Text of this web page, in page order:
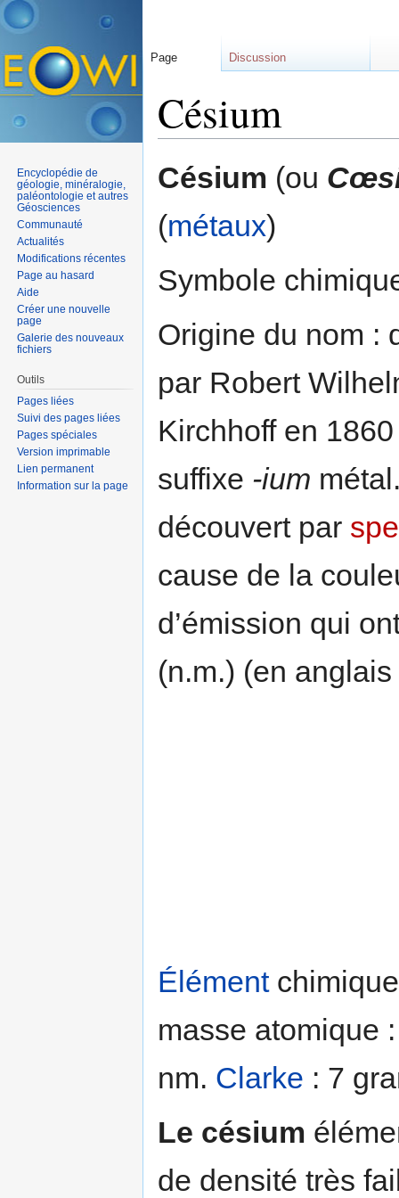
Césium
Césium (ou
(métaux)
Symbole
Origine du nom :
par Robert
Kirchhoff en
suffixe -ium
découvert par
cause de la
d’émission qui
(n.m.) (en anglais
Élément
masse atomique
nm. Clarke : 7
Le césium
de densité très
Page Discussion
Encyclopédie de
géologie, minéralogie,
paléontologie et autres
Géosciences
Communauté
Actualités
Modifications récentes
Page au hasard
Aide
Créer une nouvelle
page
Galerie des nouveaux
fichiers
Outils
Pages liées
Suivi des pages liées
Pages spéciales
Version imprimable
Lien permanent
Information sur la page